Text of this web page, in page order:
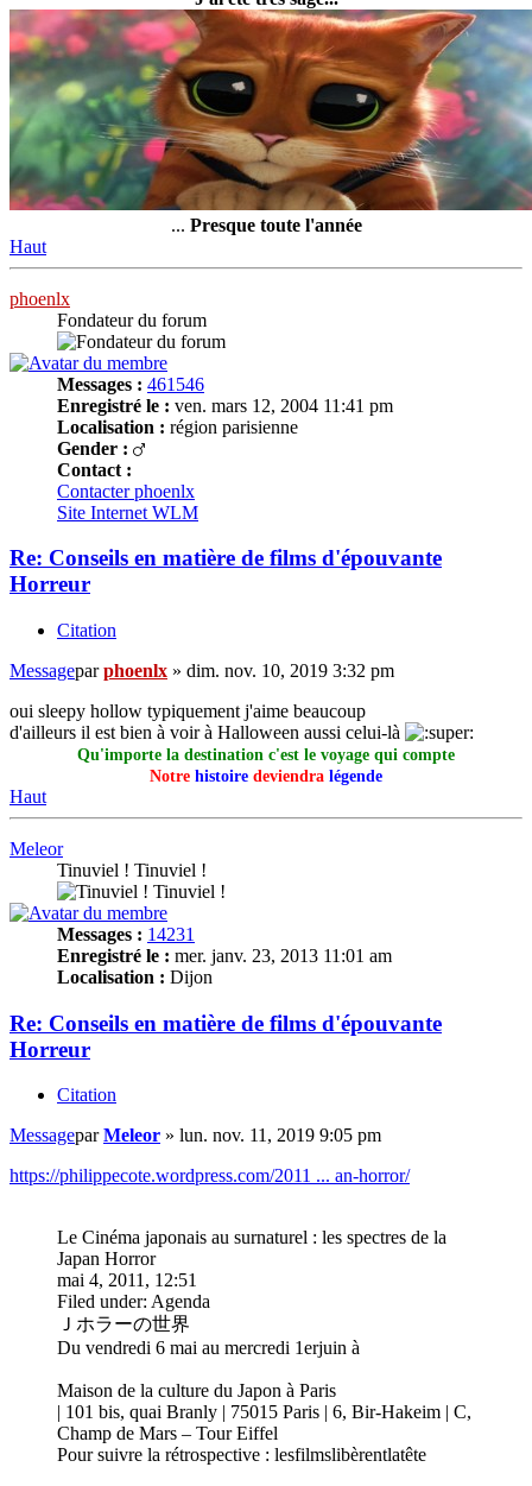
... Presque toute l'année
Haut
phoenlx
Fondateur du forum
Messages : 461546
Enregistré le : ven. mars 12, 2004 11:41 pm
Localisation : région parisienne
Gender :
Contact :
Contacter phoenlx
Site Internet WLM
Re: Conseils en matière de films d'épouvante
Horreur
Citation
Messageparphoenlx » dim. nov. 10, 2019 3:32 pm
oui sleepy hollow typiquement j'aime beaucoup
d'ailleurs il est bien à voir à Halloween aussi celui-là
Qu'importe la destination c'est le voyage qui compte
Notre histoire deviendra légende
Haut
Meleor
Tinuviel ! Tinuviel !
Messages : 14231
Enregistré le : mer. janv. 23, 2013 11:01 am
Localisation : Dijon
Re: Conseils en matière de films d'épouvante
Horreur
Citation
MessageparMeleor » lun. nov. 11, 2019 9:05 pm
https://philippecote.wordpress.com/2011 ... an-horror/
Le Cinéma japonais au surnaturel : les spectres de la
Japan Horror
mai 4, 2011, 12:51
Filed under: Agenda
Ｊホラーの世界
Du vendredi 6 mai au mercredi 1erjuin à
Maison de la culture du Japon à Paris
| 101 bis, quai Branly | 75015 Paris | 6, Bir-Hakeim | C,
Champ de Mars – Tour Eiffel
Pour suivre la rétrospective : lesfilmslibèrentlatête